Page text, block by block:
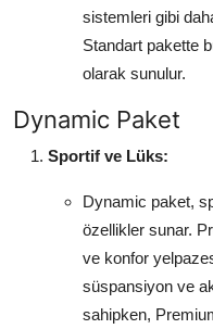
sistemleri gibi
Standart pakette
olarak sunulur.
Dynamic Paket
Sportif ve Lüks:
Dynamic paket,
özellikler sunar.
ve konfor
süspansiyon ve
sahipken,